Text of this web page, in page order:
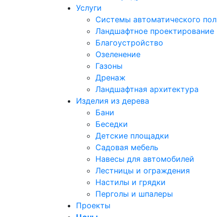
Услуги
Системы автоматического
Ландшафтное проектирование
Благоустройство
Озеленение
Газоны
Дренаж
Ландшафтная архитектура
Изделия из дерева
Бани
Беседки
Детские площадки
Садовая мебель
Навесы для автомобилей
Лестницы и ограждения
Настилы и грядки
Перголы и шпалеры
Проекты